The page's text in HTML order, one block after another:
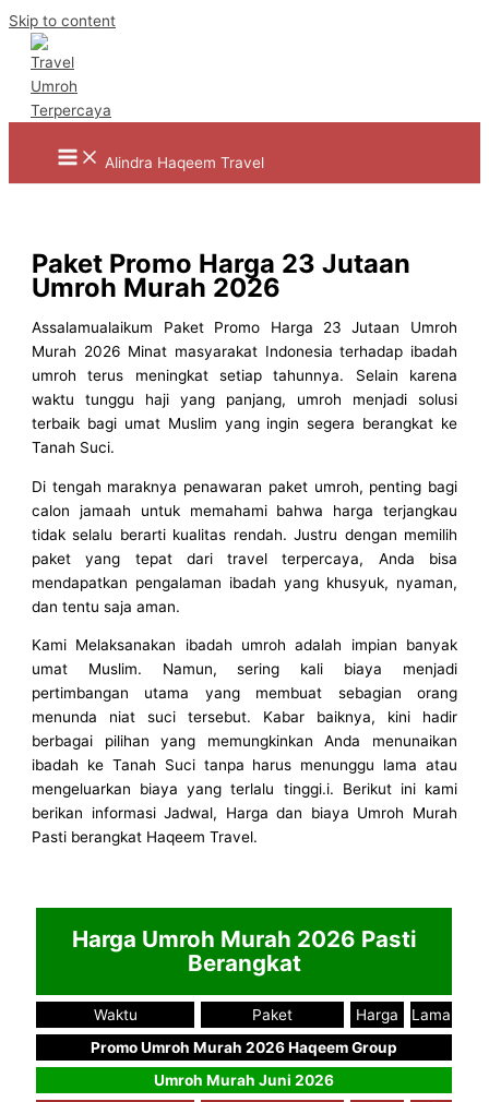
Skip to content
Alindra Haqeem Travel
Paket Promo Harga 23 Jutaan
Umroh Murah 2026
Assalamualaikum Paket Promo Harga 23 Jutaan Umroh
Murah 2026 Minat masyarakat Indonesia terhadap ibadah
umroh terus meningkat setiap tahunnya. Selain karena
waktu tunggu haji yang panjang, umroh menjadi solusi
terbaik bagi umat Muslim yang ingin segera berangkat ke
Tanah Suci.
Di tengah maraknya penawaran paket umroh, penting bagi
calon jamaah untuk memahami bahwa harga terjangkau
tidak selalu berarti kualitas rendah. Justru dengan memilih
paket yang tepat dari travel terpercaya, Anda bisa
mendapatkan pengalaman ibadah yang khusyuk, nyaman,
dan tentu saja aman.
Kami Melaksanakan ibadah umroh adalah impian banyak
umat Muslim. Namun, sering kali biaya menjadi
pertimbangan utama yang membuat sebagian orang
menunda niat suci tersebut. Kabar baiknya, kini hadir
berbagai pilihan yang memungkinkan Anda menunaikan
ibadah ke Tanah Suci tanpa harus menunggu lama atau
mengeluarkan biaya yang terlalu tinggi.i. Berikut ini kami
berikan informasi Jadwal, Harga dan biaya Umroh Murah
Pasti berangkat Haqeem Travel.
Harga Umroh Murah 2026 Pasti
Berangkat
Waktu Paket Harga
Lama
Promo Umroh Murah 2026 Haqeem Group
Umroh Murah Juni 2026